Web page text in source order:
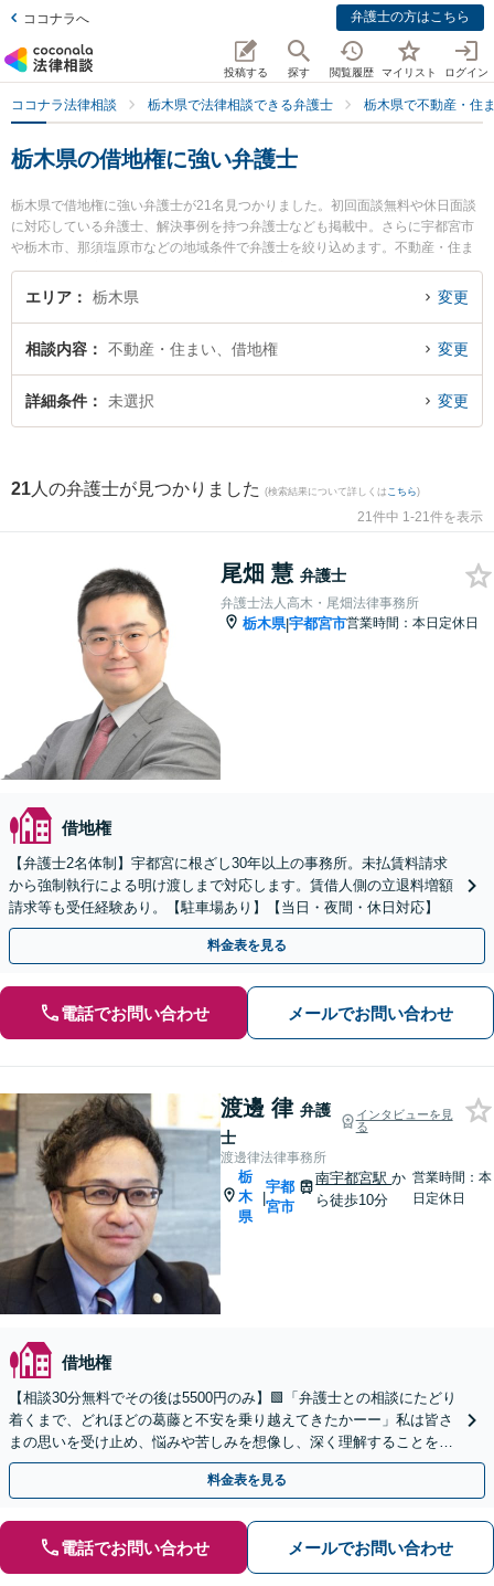
ココナラへ 弁護士の方はこちら
投稿する 探す 閲覧履歴 マイリスト ログイン
ココナラ法律相談 栃木県で法律相談できる弁護士 栃木県で不動産・住
栃木県の借地権に強い弁護士
栃木県で借地権に強い弁護士が21名見つかりました。初回面談無料や休日面談
に対応している弁護士、解決事例を持つ弁護士なども掲載中。さらに宇都宮市
や栃木市、那須塩原市などの地域条件で弁護士を絞り込めます。不動産・住ま
いに関係する立ち退き交渉や家賃交渉、不動産契約解除等の細かな分野での絞
り込み検索もでき便利です。特に弁護士法人高木・尾畑法律事務所の尾畑 慧弁
で土日や夜間に発生した借地権のトラブルを今すぐに弁護士に相談したい』
『借地権のトラブル解決の実績豊富な近くの弁護士を検索したい』『初回相談
無料で借地権を法律相談できる栃木県内の弁護士に相談予約したい』などでお
エリア 栃木県 変更
相談内容 不動産・住まい、借地権 変更
詳細条件 未選択 変更
21 人の弁護士が見つかりました (検索結果について詳しくは こちら)
21件中 1-21件を表示
尾畑 慧 弁護士
弁護士法人高木・尾畑法律事務所
栃木県|宇都宮市営業時間：本日定休日
借地権
【弁護士2名体制】宇都宮に根ざし30年以上の事務所。未払賃料請求
から強制執行による明け渡しまで対応します。賃借人側の立退料増額
請求等も受任経験あり。【駐車場あり】【当日・夜間・休日対応】
料金表を見る
電話でお問い合わせ メールでお問い合わせ
渡邊 律 弁護
士
インタビューを見
る
渡邊律法律事務所
栃
木
県
|
宇都
宮市
南宇都宮駅か
ら徒歩10分
営業時間：本
日定休日
借地権
【相談30分無料でその後は5500円のみ】🟩「弁護士との相談にたどり
着くまで、どれほどの葛藤と不安を乗り越えてきたかーー」私は皆さ
まの思いを受け止め、悩みや苦しみを想像し、深く理解することをあ
きらめません。ぜひ一度ご相談ください
料金表を見る
電話でお問い合わせ メールでお問い合わせ